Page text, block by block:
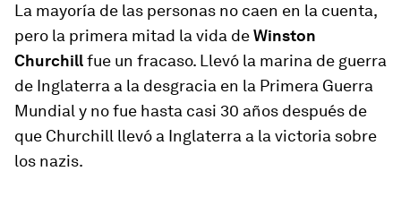
La mayoría de las personas no caen en la cuenta,
pero la primera mitad la vida deWinston
Churchillfue un fracaso. Llevó la marina de guerra
de Inglaterra a la desgracia en la Primera Guerra
Mundial y no fue hasta casi 30 años después de
que Churchill llevó a Inglaterra a la victoria sobre
los nazis.